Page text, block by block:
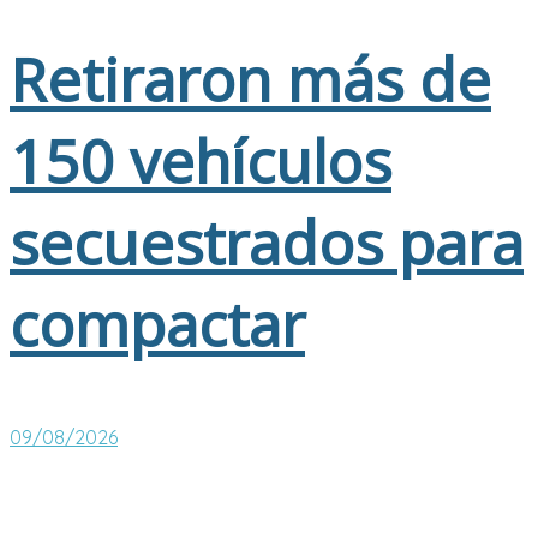
Retiraron más de
150 vehículos
secuestrados para
compactar
09/08/2026